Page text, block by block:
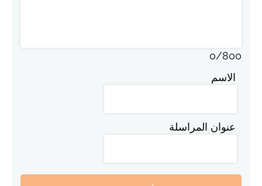
0/800
الاسم
عنوان المراسلة